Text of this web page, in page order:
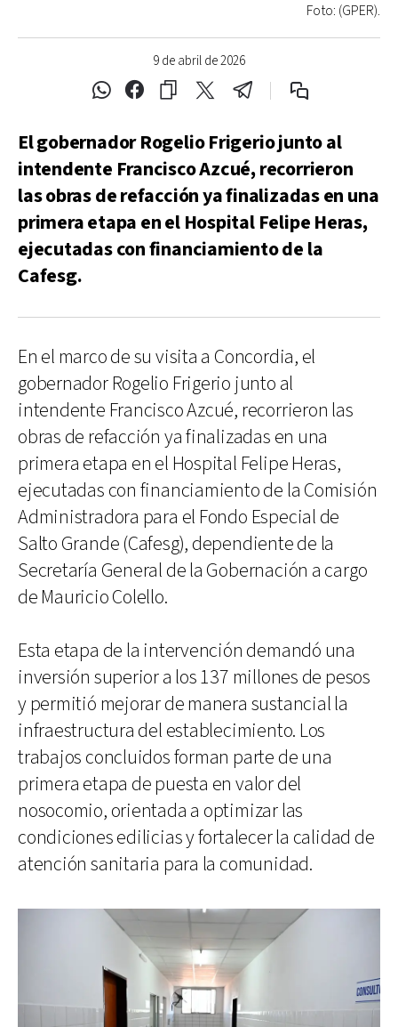
9 de abril de 2026
Foto: (GPER).
El gobernador Rogelio Frigerio junto al
intendente Francisco Azcué, recorrieron
las obras de refacción ya finalizadas en una
primera etapa en el Hospital Felipe Heras,
ejecutadas con financiamiento de la
Cafesg.
En el marco de su visita a Concordia, el
gobernador Rogelio Frigerio junto al
intendente Francisco Azcué, recorrieron las
obras de refacción ya finalizadas en una
primera etapa en el Hospital Felipe Heras,
ejecutadas con financiamiento de la Comisión
Administradora para el Fondo Especial de
Salto Grande (Cafesg), dependiente de la
Secretaría General de la Gobernación a cargo
de Mauricio Colello.
Esta etapa de la intervención demandó una
inversión superior a los 137 millones de pesos
y permitió mejorar de manera sustancial la
infraestructura del establecimiento. Los
trabajos concluidos forman parte de una
primera etapa de puesta en valor del
nosocomio, orientada a optimizar las
condiciones edilicias y fortalecer la calidad de
atención sanitaria para la comunidad.